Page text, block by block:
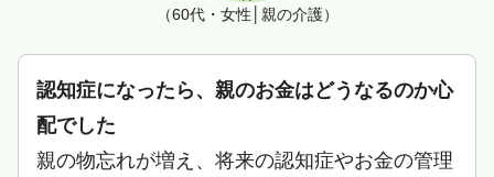
（60代・女性│親の介護）
認知症になったら、親のお金はどうなるのか心
配でした
親の物忘れが増え、将来の認知症やお金の管理